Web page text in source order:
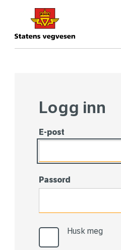
innLogg inn
E-post
Passord
Husk meg